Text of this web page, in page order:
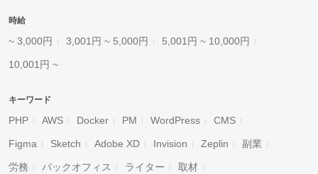
時給
~ 3,000円 3,001円 ~ 5,000円 5,001円 ~ 10,000円
10,001円 ~
キーワード
PHP AWS Docker PM WordPress CMS
Figma Sketch Adobe XD Invision Zeplin 副業
労務 バックオフィス ライター 取材